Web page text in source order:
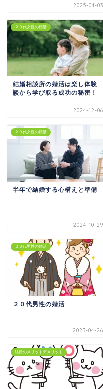
2025-04-03
２０代女性の婚活
結婚相談所の婚活は楽し体験
談から学び取る成功の秘密！
2024-12-06
２０代女性の婚活
半年で結婚する心構えと準備
2024-10-29
２０代男性の婚活
２０代男性の婚活
2023-04-26
結婚のメリットデメリット